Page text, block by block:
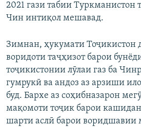
2021 гази табии Туркманистон
Чин интиқол мешавад.
Зимнан, ҳукумати Тоҷикистон
воридоти таҷҳизот барои
тоҷикистонии лӯлаи газ ба
гумрукӣ ва андоз аз арзиши
буд. Бархе аз соҳибназарон
мақомоти тоҷик барои
шарти аслӣ барои воридшавии